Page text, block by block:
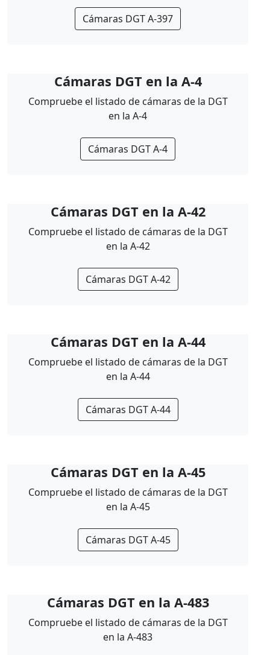
Cámaras DGT A-397
Cámaras DGT en la A-4
Compruebe el listado de cámaras de la DGT
en la A-4
Cámaras DGT A-4
Cámaras DGT en la A-42
Compruebe el listado de cámaras de la DGT
en la A-42
Cámaras DGT A-42
Cámaras DGT en la A-44
Compruebe el listado de cámaras de la DGT
en la A-44
Cámaras DGT A-44
Cámaras DGT en la A-45
Compruebe el listado de cámaras de la DGT
en la A-45
Cámaras DGT A-45
Cámaras DGT en la A-483
Compruebe el listado de cámaras de la DGT
en la A-483